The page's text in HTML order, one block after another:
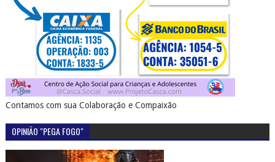
Contamos com sua Colaboração e Compaixão
OPINIÃO "PEGA FOGO"